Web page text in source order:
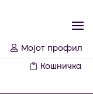
Мојот профил
Кошничка